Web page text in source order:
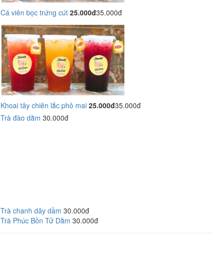
Cá viên bọc trứng cút 25.000đ35.000đ
Khoai tây chiên lắc phô mai 25.000đ35.000đ
Trà đào dằm 30.000đ
Trà chanh dây dầm 30.000đ
Trà Phúc Bồn Tử Dằm 30.000đ